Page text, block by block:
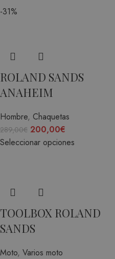
-31%
ROLAND SANDS
ANAHEIM
Hombre, Chaquetas
289,00€ 200,00€
Seleccionar opciones
TOOLBOX ROLAND
SANDS
Moto, Varios moto